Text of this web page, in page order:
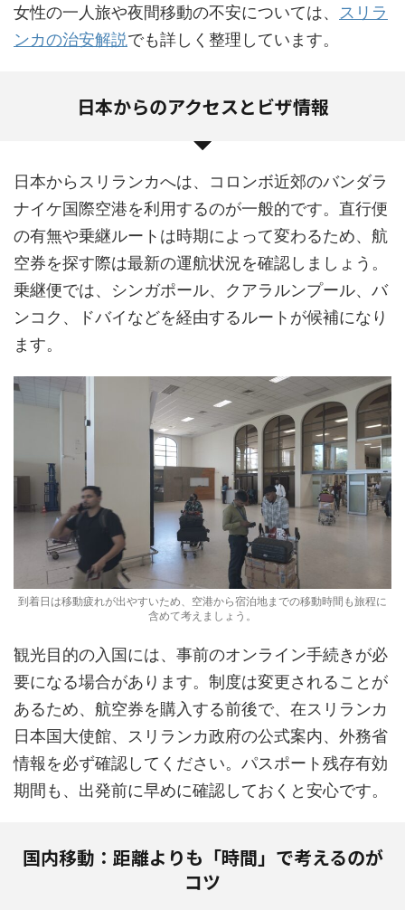
女性の一人旅や夜間移動の不安については、
スリラ
ンカの治安解説でも詳しく整理しています。
日本からのアクセスとビザ情報
日本からスリランカへは、コロンボ近郊のバンダラ
ナイケ国際空港を利用するのが一般的です。直行便
の有無や乗継ルートは時期によって変わるため、航
空券を探す際は最新の運航状況を確認しましょう。
乗継便では、シンガポール、クアラルンプール、バ
ンコク、ドバイなどを経由するルートが候補になり
ます。
到着日は移動疲れが出やすいため、空港から宿泊地までの移動時間も旅程に
含めて考えましょう。
観光目的の入国には、事前のオンライン手続きが必
要になる場合があります。制度は変更されることが
あるため、航空券を購入する前後で、在スリランカ
日本国大使館、スリランカ政府の公式案内、外務省
情報を必ず確認してください。パスポート残存有効
期間も、出発前に早めに確認しておくと安心です。
国内移動：距離よりも「時間」で考えるのが
コツ